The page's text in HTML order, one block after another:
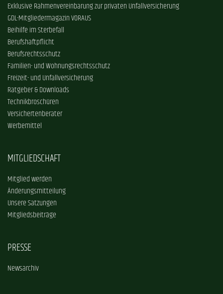
Exklusive Rahmenvereinbarung zur privaten Unfallversicherung
GDL-Mitgliedermagazin VORAUS
Beihilfe im Sterbefall
Berufshaftpflicht
Berufsrechtsschutz
Familien- und Wohnungsrechtsschutz
Freizeit- und Unfallversicherung
Ratgeber & Downloads
Technikbroschüren
Versichertenberater
Werbemittel
MITGLIEDSCHAFT
Mitglied werden
Änderungsmitteilung
Unsere Satzungen
Mitgliedsbeiträge
PRESSE
Newsarchiv